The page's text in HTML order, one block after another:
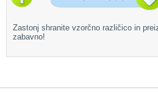
Zastonj shranite vzorčno različico in
zabavno!